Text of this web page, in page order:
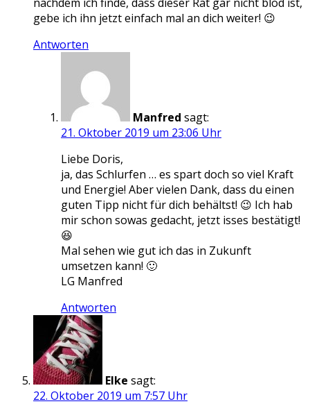
gebe ich ihn jetzt einfach mal an dich weiter! 😉
Antworten
Manfred sagt:
21. Oktober 2019 um 23:06 Uhr
Liebe Doris,
ja, das Schlurfen … es spart doch so viel Kraft
und Energie! Aber vielen Dank, dass du einen
guten Tipp nicht für dich behältst! 😉 Ich hab
mir schon sowas gedacht, jetzt isses bestätigt!
😆
Mal sehen wie gut ich das in Zukunft
umsetzen kann! 🙂
LG Manfred
Antworten
Elke sagt:
22. Oktober 2019 um 7:57 Uhr